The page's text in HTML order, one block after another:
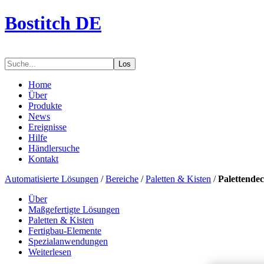
Bostitch DE
Los
Home
Über
Produkte
News
Ereignisse
Hilfe
Händlersuche
Kontakt
Automatisierte Lösungen /Bereiche /Paletten & Kisten /
Über
Maßgefertigte Lösungen
Paletten & Kisten
Fertigbau-Elemente
Spezialanwendungen
Weiterlesen